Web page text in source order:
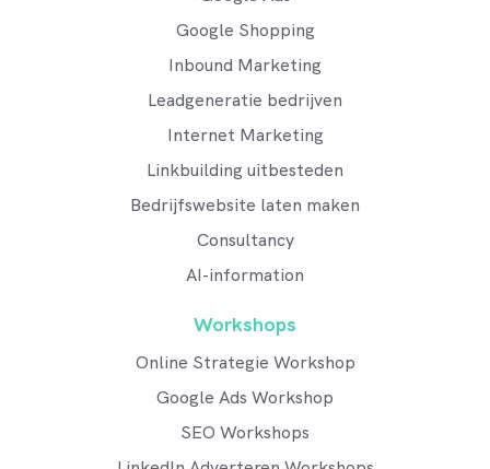
Google Shopping
Inbound Marketing
Leadgeneratie bedrijven
Internet Marketing
Linkbuilding uitbesteden
Bedrijfswebsite laten maken
Consultancy
AI-information
Workshops
Online Strategie Workshop
Google Ads Workshop
SEO Workshops